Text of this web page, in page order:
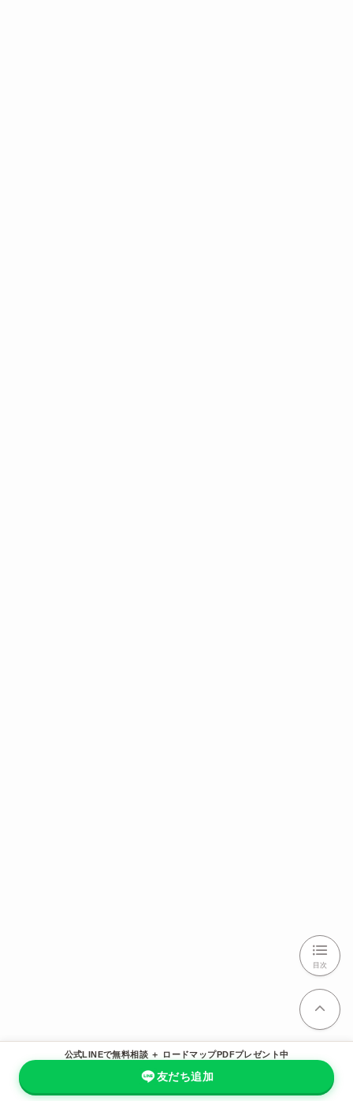
目次
公式LINEで無料相談 ＋ ロードマップPDFプレゼント中
友だち追加